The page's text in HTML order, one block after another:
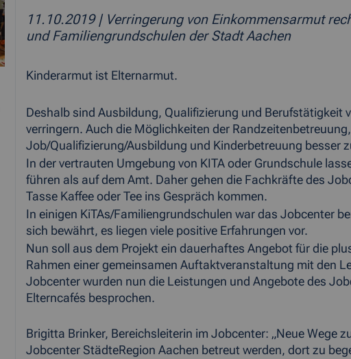
11.10.2019 | Verringerung von Einkommensarmut
und Familiengrundschulen der Stadt Aachen
Kinderarmut ist Elternarmut.
Deshalb sind Ausbildung, Qualifizierung und Berufstätigkeit
verringern. Auch die Möglichkeiten der
Job/Qualifizierung/Ausbildung und Kinderbetreuung besser
In der vertrauten Umgebung von KITA oder Grundschule
führen als auf dem Amt. Daher gehen die Fachkräfte des
Tasse Kaffee oder Tee ins Gespräch kommen.
In einigen KiTAs/Familiengrundschulen war das Jobcenter
sich bewährt, es liegen viele positive Erfahrungen vor.
Nun soll aus dem Projekt ein dauerhaftes Angebot für die
Rahmen einer gemeinsamen Auftaktveranstaltung mit den
Jobcenter wurden nun die Leistungen und Angebote des
Elterncafés besprochen.
Brigitta Brinker, Bereichsleiterin im Jobcenter: „Neue Wege
Jobcenter StädteRegion Aachen betreut werden, dort zu